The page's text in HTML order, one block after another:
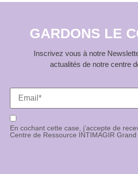
GARDONS LE
Inscrivez vous à notre
actualités de notre centre
En cochant cette case, j’accepte de
Centre de Ressource INTIMAGIR